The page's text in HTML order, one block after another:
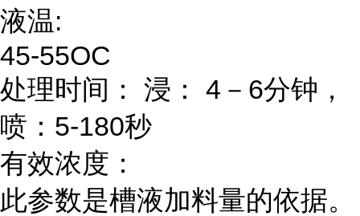
液温:
45-55OC
处理时间： 浸： 4－6分钟，
喷：5-180秒
有效浓度：
此参数是槽液加料量的依据。